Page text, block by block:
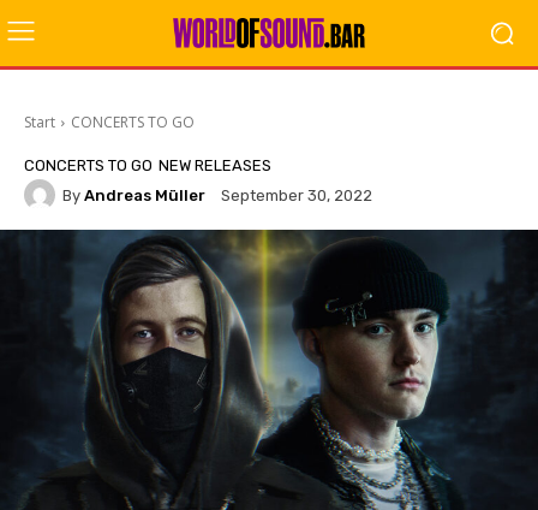
Start CONCERTS TO GO
CONCERTS TO GO NEW RELEASES
By Andreas Müller September 30, 2022